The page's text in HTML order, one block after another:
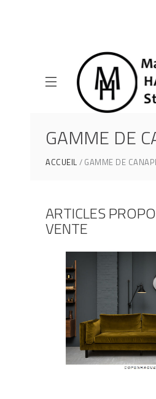
GAMME DE
ACCUEIL GAMME DE
ARTICLES
VENTE